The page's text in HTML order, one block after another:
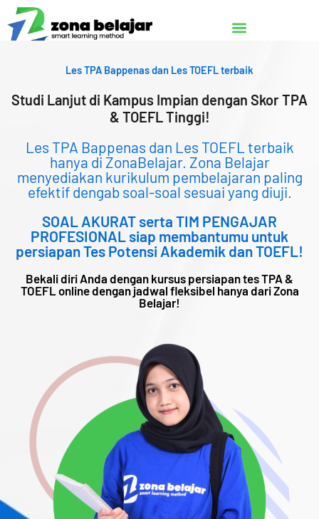
Lewati
ke
konten
Les TPA Bappenas dan Les TOEFL terbaik
Studi Lanjut di Kampus Impian dengan Skor TPA
& TOEFL Tinggi!
Les TPA Bappenas dan Les TOEFL terbaik
hanya di ZonaBelajar. Zona Belajar
menyediakan kurikulum pembelajaran paling
efektif dengab soal-soal sesuai yang diuji.
SOAL AKURAT serta TIM PENGAJAR
PROFESIONAL siap membantumu untuk
persiapan Tes Potensi Akademik dan TOEFL!
Bekali diri Anda dengan kursus persiapan tes TPA &
TOEFL online dengan jadwal fleksibel hanya dari Zona
Belajar!